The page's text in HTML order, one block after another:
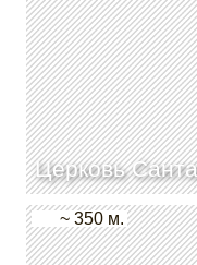
Церковь
~ 350 м.